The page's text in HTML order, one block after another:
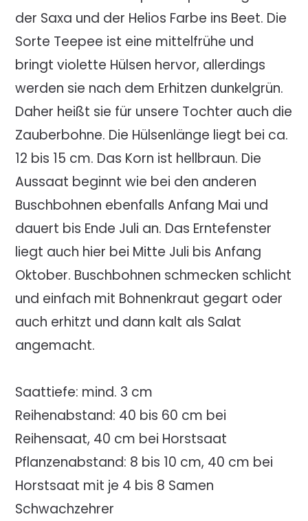
der Saxa und der Helios Farbe ins Beet. Die
Sorte Teepee ist eine mittelfrühe und
bringt violette Hülsen hervor, allerdings
werden sie nach dem Erhitzen dunkelgrün.
Daher heißt sie für unsere Tochter auch die
Zauberbohne. Die Hülsenlänge liegt bei ca.
12 bis 15 cm. Das Korn ist hellbraun. Die
Aussaat beginnt wie bei den anderen
Buschbohnen ebenfalls Anfang Mai und
dauert bis Ende Juli an. Das Erntefenster
liegt auch hier bei Mitte Juli bis Anfang
Oktober. Buschbohnen schmecken schlicht
und einfach mit Bohnenkraut gegart oder
auch erhitzt und dann kalt als Salat
angemacht.
Saattiefe: mind. 3 cm
Reihenabstand: 40 bis 60 cm bei
Reihensaat, 40 cm bei Horstsaat
Pflanzenabstand: 8 bis 10 cm, 40 cm bei
Horstsaat mit je 4 bis 8 Samen
Schwachzehrer